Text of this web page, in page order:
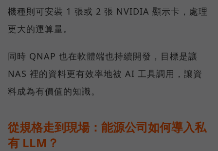
機種則可安裝 1 張或 2 張 NVIDIA 顯示卡，處理
更大的運算量。
同時 QNAP 也在軟體端也持續開發，目標是讓
NAS 裡的資料更有效率地被 AI 工具調用，讓資
料成為有價值的知識。
從規格走到現場：能源公司如何導入私
有 LLM？